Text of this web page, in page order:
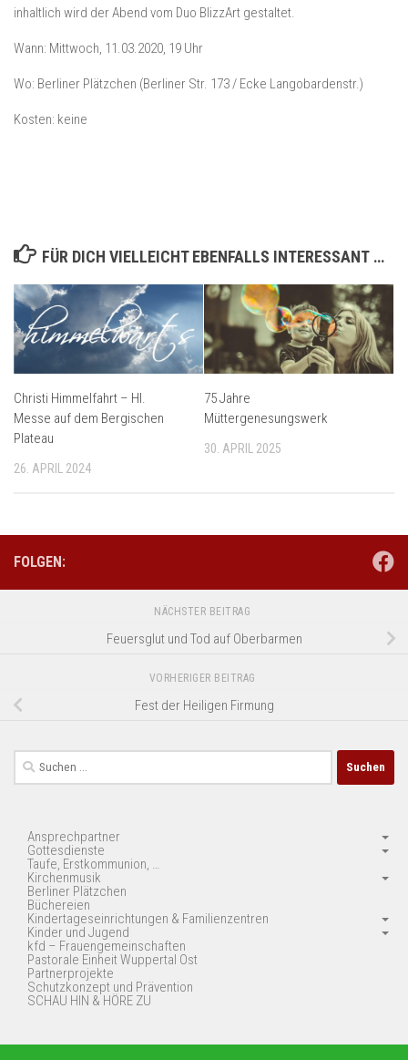
inhaltlich wird der Abend vom Duo BlizzArt gestaltet.
Wann: Mittwoch, 11.03.2020, 19 Uhr
Wo: Berliner Plätzchen (Berliner Str. 173 / Ecke Langobardenstr.)
Kosten: keine
FÜR DICH VIELLEICHT EBENFALLS INTERESSANT …
Christi Himmelfahrt – Hl.
Messe auf dem Bergischen
Plateau
26. APRIL 2024
75 Jahre
Müttergenesungswerk
30. APRIL 2025
FOLGEN:
NÄCHSTER BEITRAG
Feuersglut und Tod auf Oberbarmen
VORHERIGER BEITRAG
Fest der Heiligen Firmung
Suchen
nach:
Ansprechpartner
Gottesdienste
Taufe, Erstkommunion, …
Kirchenmusik
Berliner Plätzchen
Büchereien
Kindertageseinrichtungen & Familienzentren
Kinder und Jugend
kfd – Frauengemeinschaften
Pastorale Einheit Wuppertal Ost
Partnerprojekte
Schutzkonzept und Prävention
SCHAU HIN & HÖRE ZU